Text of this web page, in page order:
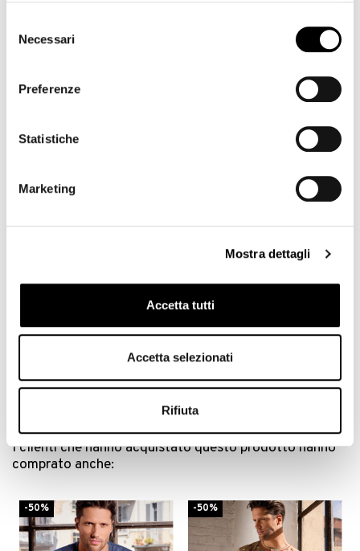
delNecessari
Preferenze
Statistiche
Marketing
Mostra dettagli
Accetta tutti
Accetta selezionati
Rifiuta
World Trip
29,50 €
Music Play
29,50 €
I clienti che hanno acquistato questo prodotto hanno
comprato anche:
-50% -50%